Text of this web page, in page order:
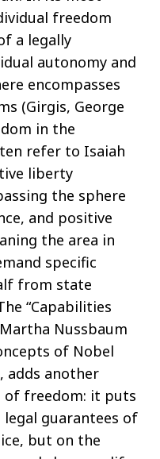
freedom
a legally
autonomy and
encompasses
(Girgis, George
in the
refer to Isaiah
liberty
the sphere
and positive
the area in
specific
from state
“Capabilities
Nussbaum
of Nobel
adds another
of freedom: it puts
guarantees of
but on the